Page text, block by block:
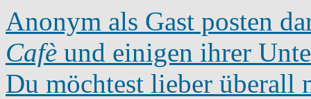
Anonym als Gast posten
Cafè und einigen ihrer
Du möchtest lieber überall